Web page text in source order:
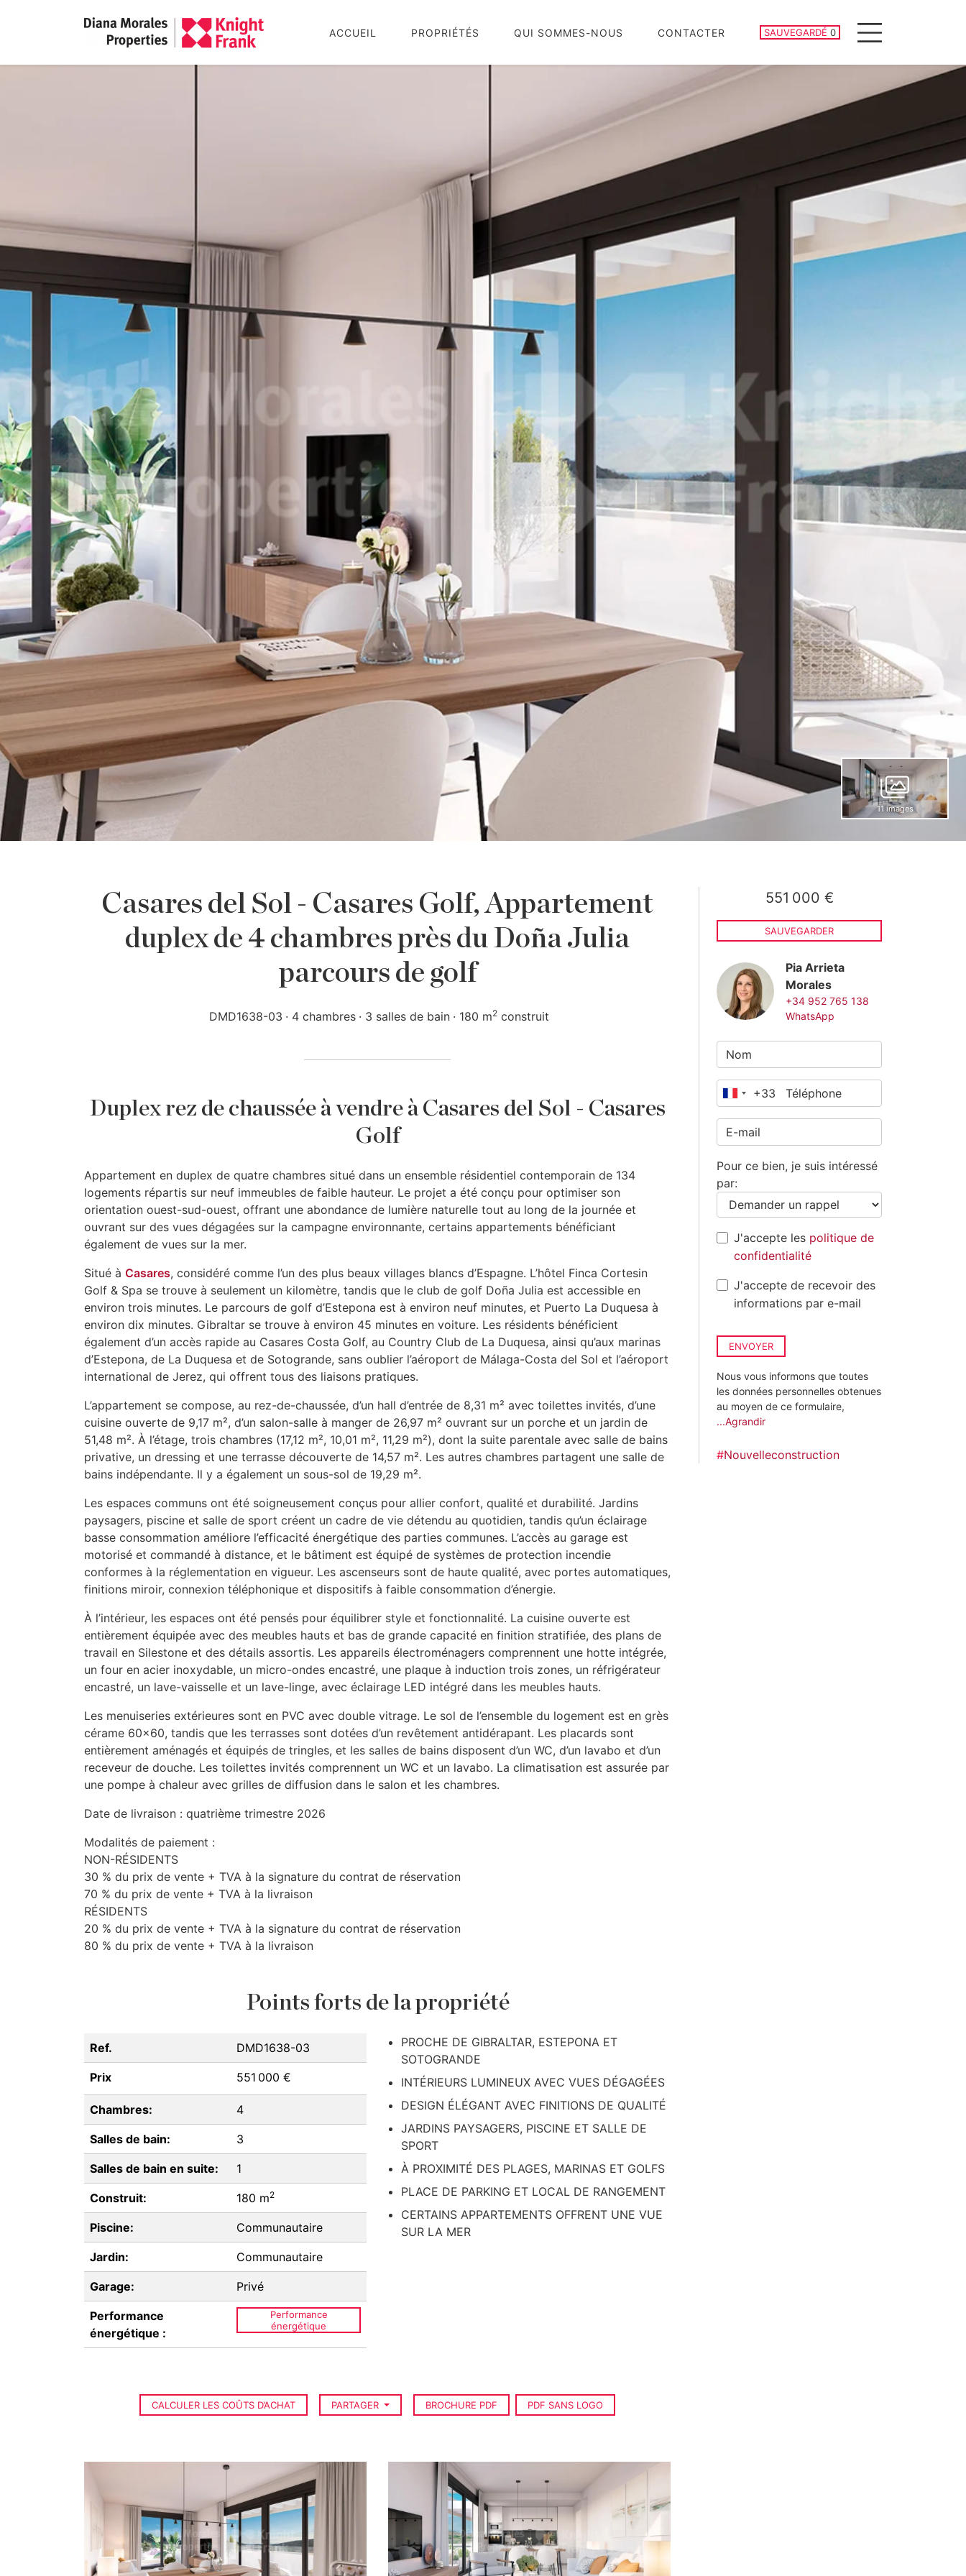
ACCUEIL PROPRIÉTÉS QUI SOMMES-NOUS CONTACTER SAUVEGARDÉ 0
PROPRIÉTÉS SAUVEGARDÉES
Menu
11 images
Casares del Sol - Casares Golf, Appartement
duplex de 4 chambres près du Doña Julia
parcours de golf
DMD1638-03 4 chambres 3 salles de bain 180 m2construit
Duplex rez de chaussée à vendre à Casares del Sol - Casares
Golf
Appartement en duplex de quatre chambres situé dans un ensemble résidentiel contemporain de 134
logements répartis sur neuf immeubles de faible hauteur. Le projet a été conçu pour optimiser son
orientation ouest-sud-ouest, offrant une abondance de lumière naturelle tout au long de la journée et
ouvrant sur des vues dégagées sur la campagne environnante, certains appartements bénéficiant
également de vues sur la mer.
Situé à Casares, considéré comme l’un des plus beaux villages blancs d’Espagne. L’hôtel Finca Cortesin
Golf & Spa se trouve à seulement un kilomètre, tandis que le club de golf Doña Julia est accessible en
environ trois minutes. Le parcours de golf d’Estepona est à environ neuf minutes, et Puerto La Duquesa à
environ dix minutes. Gibraltar se trouve à environ 45 minutes en voiture. Les résidents bénéficient
également d’un accès rapide au Casares Costa Golf, au Country Club de La Duquesa, ainsi qu’aux marinas
d’Estepona, de La Duquesa et de Sotogrande, sans oublier l’aéroport de Málaga-Costa del Sol et l’aéroport
international de Jerez, qui offrent tous des liaisons pratiques.
L’appartement se compose, au rez-de-chaussée, d’un hall d’entrée de 8,31 m² avec toilettes invités, d’une
cuisine ouverte de 9,17 m², d’un salon-salle à manger de 26,97 m² ouvrant sur un porche et un jardin de
51,48 m². À l’étage, trois chambres (17,12 m², 10,01 m², 11,29 m²), dont la suite parentale avec salle de bains
privative, un dressing et une terrasse découverte de 14,57 m². Les autres chambres partagent une salle de
bains indépendante. Il y a également un sous-sol de 19,29 m².
Les espaces communs ont été soigneusement conçus pour allier confort, qualité et durabilité. Jardins
paysagers, piscine et salle de sport créent un cadre de vie détendu au quotidien, tandis qu’un éclairage
basse consommation améliore l’efficacité énergétique des parties communes. L’accès au garage est
motorisé et commandé à distance, et le bâtiment est équipé de systèmes de protection incendie
conformes à la réglementation en vigueur. Les ascenseurs sont de haute qualité, avec portes automatiques,
finitions miroir, connexion téléphonique et dispositifs à faible consommation d’énergie.
À l’intérieur, les espaces ont été pensés pour équilibrer style et fonctionnalité. La cuisine ouverte est
entièrement équipée avec des meubles hauts et bas de grande capacité en finition stratifiée, des plans de
travail en Silestone et des détails assortis. Les appareils électroménagers comprennent une hotte intégrée,
un four en acier inoxydable, un micro-ondes encastré, une plaque à induction trois zones, un réfrigérateur
encastré, un lave-vaisselle et un lave-linge, avec éclairage LED intégré dans les meubles hauts.
Les menuiseries extérieures sont en PVC avec double vitrage. Le sol de l’ensemble du logement est en grès
cérame 60×60, tandis que les terrasses sont dotées d’un revêtement antidérapant. Les placards sont
entièrement aménagés et équipés de tringles, et les salles de bains disposent d’un WC, d’un lavabo et d’un
receveur de douche. Les toilettes invités comprennent un WC et un lavabo. La climatisation est assurée par
une pompe à chaleur avec grilles de diffusion dans le salon et les chambres.
Date de livraison : quatrième trimestre 2026
Modalités de paiement :
NON-RÉSIDENTS
30 % du prix de vente + TVA à la signature du contrat de réservation
70 % du prix de vente + TVA à la livraison
RÉSIDENTS
20 % du prix de vente + TVA à la signature du contrat de réservation
80 % du prix de vente + TVA à la livraison
Points forts de la propriété
Ref. DMD1638-03
Prix 551 000 €
Chambres: 4
Salles de bain: 3
Salles de bain en suite: 1
Construit: 180 m2
Piscine: Communautaire
Jardin: Communautaire
Garage: Privé
Performance
énergétique :
Performance
énergétique
PROCHE DE GIBRALTAR, ESTEPONA ET
SOTOGRANDE
INTÉRIEURS LUMINEUX AVEC VUES DÉGAGÉES
DESIGN ÉLÉGANT AVEC FINITIONS DE QUALITÉ
JARDINS PAYSAGERS, PISCINE ET SALLE DE
SPORT
À PROXIMITÉ DES PLAGES, MARINAS ET GOLFS
PLACE DE PARKING ET LOCAL DE RANGEMENT
CERTAINS APPARTEMENTS OFFRENT UNE VUE
SUR LA MER
CALCULER LES COÛTS D’ACHAT PARTAGER BROCHURE PDF PDF SANS LOGO
551 000 €
SAUVEGARDER
Pia Arrieta
Morales
+34 952 765 138
WhatsApp
France
+33
Pour ce bien, je suis intéressé
par:
J'accepte les politique de
confidentialité
J'accepte de recevoir des
informations par e-mail
ENVOYER
Nous vous informons que toutes
les données personnelles obtenues
au moyen de ce formulaire,
...Agrandir
#Nouvelleconstruction